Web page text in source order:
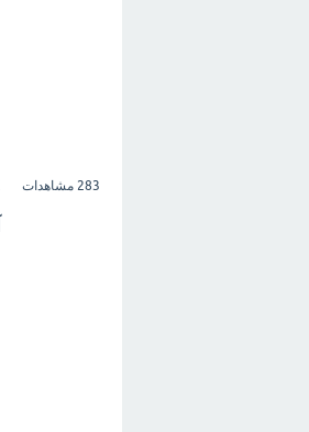
283 مشاهدات